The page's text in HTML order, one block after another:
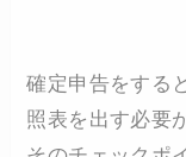
確定申告をする
照表を出す必要